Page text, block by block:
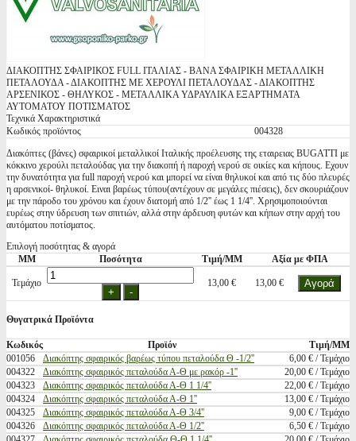
ΔΙΑΚΟΠΤΗΣ ΣΦΑΙΡΙΚΟΣ FULL ΙΤΑΛΙΑΣ - ΒΑΝΑ ΣΦΑΙΡΙΚΗ ΜΕΤΑΛΛΙΚΗ
ΠΕΤΑΛΟΥΔΑ - ΔΙΑΚΟΠΤΗΣ ME ΧΕΡΟΥΛΙ ΠΕΤΑΛΟΥΔΑΣ - ΔΙΑΚΟΠΤΗΣ
ΑΡΣΕΝΙΚΟΣ - ΘΗΛΥΚΟΣ - ΜΕΤΑΛΛΙΚΑ ΥΔΡΑΥΛΙΚΑ ΕΞΑΡΤΗΜΑΤΑ
ΑΥΤΟΜΑΤΟΥ ΠΟΤΙΣΜΑΤΟΣ
Τεχνικά Χαρακτηριστικά
Κωδικός προϊόντος
004328
Διακόπτες (βάνες) σφαιρικοί μεταλλικοί Ιταλικής προέλευσης της εταιρειας BUGATTI με
κόκκινο χερούλι πεταλούδας για την διακοπή ή παροχή νερού σε οικίες και κήπους. Εχουν
την δυνατότητα για full παροχή νερού και μπορεί να είναι θηλυκοί και από τις δύο πλευρές
η αρσενικοί- θηλυκοί. Ειναι βαρέως τύπου(αντέχουν σε μεγάλες πιέσεις), δεν σκουριάζουν
με την πάροδο του χρόνου και έχουν διατομή από 1/2'' έως 1 1/4''. Χρησιμοποιούνται
ευρέως στην ύδρευση των σπιτιών, αλλά στην άρδευση φυτών και κήπων στην αρχή του
αυτόματου ποτίσματος.
Επιλογή ποσότητας & αγορά
ΜΜ
Ποσότητα Τιμή/ΜΜ Αξία με ΦΠΑ
Τεμάχιο 13,00 € 13,00 €
Θυγατρικά Προϊόντα
Κωδικός Προϊόν
Τιμή/ΜΜ
001056
Διακόπτης σφαιρικός βαρέως τύπου πεταλούδα Θ -1/2''
6,00 € / Τεμάχιο
004322
Διακόπτης σφαιρικός πεταλούδα Α-Θ με ρακόρ -1''
20,00 € / Τεμάχιο
004323
Διακόπτης σφαιρικός πεταλούδα Α-Θ 1 1/4''
22,00 € / Τεμάχιο
004324
Διακόπτης σφαιρικός πεταλούδα Α-Θ 1''
13,00 € / Τεμάχιο
004325
Διακόπτης σφαιρικός πεταλούδα Α-Θ 3/4''
9,00 € / Τεμάχιο
004326
Διακόπτης σφαιρικός πεταλούδα Α-Θ 1/2''
6,50 € / Τεμάχιο